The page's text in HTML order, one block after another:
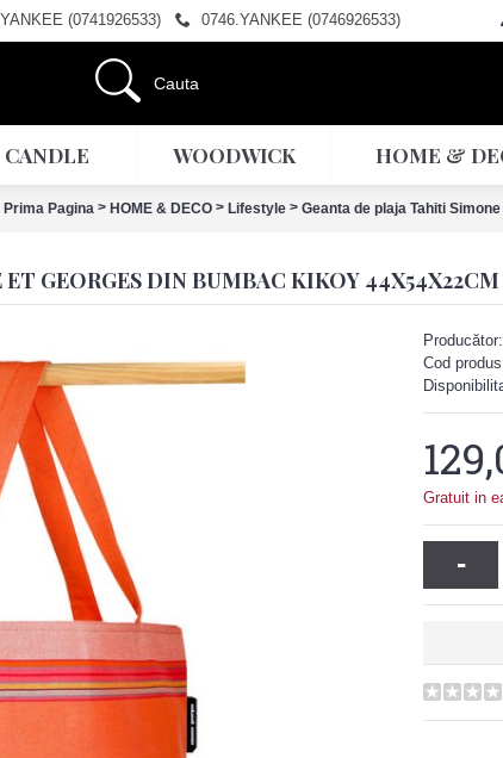
(0741926533) 0746.YANKEE (0746926533)
CANDLE WOODWICK HOME &
Prima Pagina > HOME & DECO > Lifestyle > Geanta de plaja Tahiti
GEORGES DIN BUMBAC KIKOY 44X54X22CM
Producător:
Cod
Gratuit in
-